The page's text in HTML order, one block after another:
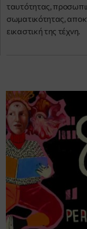
ταυτότητας,
σωματικότητας,
εικαστική της τέχνη.